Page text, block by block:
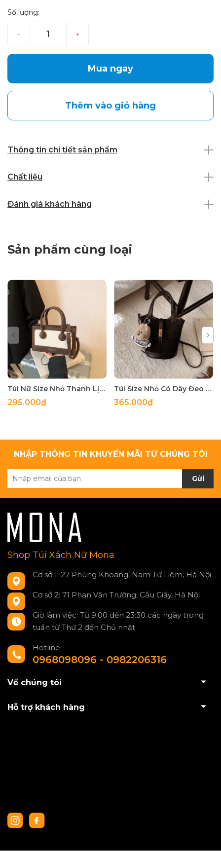
Số lượng:
– +
Mua ngay
Thêm vào giỏ hàng
Thông tin chi tiết sản phẩm
Chất liệu
Đánh giá khách hàng
Sản phẩm cùng loại
Túi Nữ Size Nhỏ Thanh Lịch Đi Làm Đi Chơi Đều Hợp TT250884
295.000₫
Túi Size Nhỏ Có Dây Đeo Phù Hợp Đi Làm Đi Chơi tt250883
365.000₫
NHẬP THÔNG TIN KHUYẾN MÃI TỪ CHÚNG TÔI
Gửi
Shop Túi Xách Nữ Mona
Cơ sở 1: 27 Phùng Khoang, Nam Từ Liêm, Hà Nội
Cơ sở 2: 71 Phan Văn Trường, Cầu Giấy, Hà Nội
Giờ làm việc: Từ 9:00 đến 23:30 các ngày trong
tuần từ Thứ 2 đến Chủ nhật
Hotline
0968098096 - 0982206316
Về chúng tôi
Hỗ trợ khách hàng